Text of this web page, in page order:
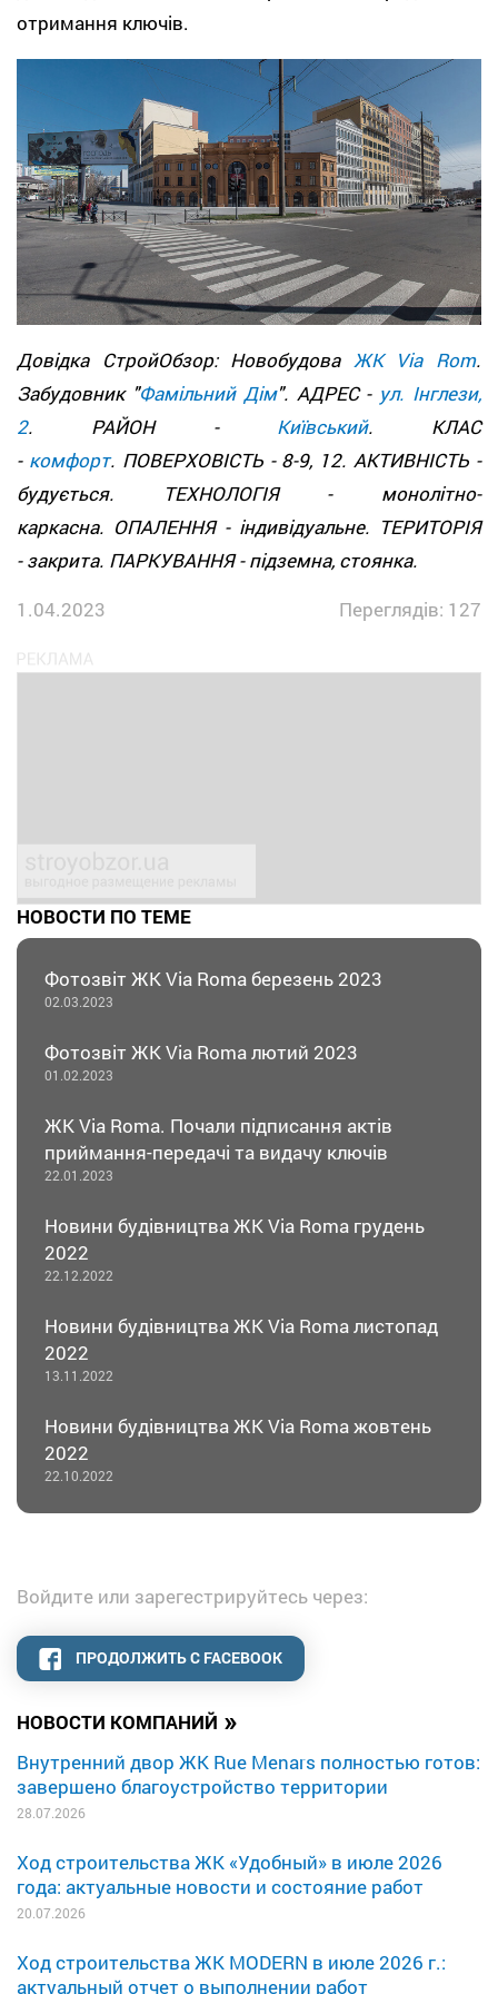
НОВОСТИ КОМПАНИЙ »
Внутренний двор ЖК Rue Menars полностью готов:
завершено благоустройство территории
28.07.2026
Ход строительства ЖК «Удобный» в июле 2026
года: актуальные новости и состояние работ
20.07.2026
Ход строительства ЖК MODERN в июле 2026 г.:
актуальный отчет о выполнении работ
отримання ключів.
Довідка СтройОбзор: Новобудова ЖК Via Rom.
Забудовник "Фамільний Дім". АДРЕС - ул. Інглези,
2. РАЙОН - Київський. КЛАС
- комфорт. ПОВЕРХОВІСТЬ - 8-9, 12. АКТИВНІСТЬ -
будується. ТЕХНОЛОГІЯ - монолітно-
каркасна. ОПАЛЕННЯ - індивідуальне. ТЕРИТОРІЯ
- закрита. ПАРКУВАННЯ - підземна, стоянка.
1.04.2023
Переглядів: 127
НОВОСТИ ПО ТЕМЕ
Фотозвіт ЖК Via Roma березень 2023
02.03.2023
Фотозвіт ЖК Via Roma лютий 2023
01.02.2023
ЖК Via Roma. Почали підписання актів
приймання-передачі та видачу ключів
22.01.2023
Новини будівництва ЖК Via Roma грудень
2022
22.12.2022
Новини будівництва ЖК Via Roma листопад
2022
13.11.2022
Новини будівництва ЖК Via Roma жовтень
2022
22.10.2022
Войдите или зарегестрируйтесь через:
ПРОДОЛЖИТЬ С FACEBOOK